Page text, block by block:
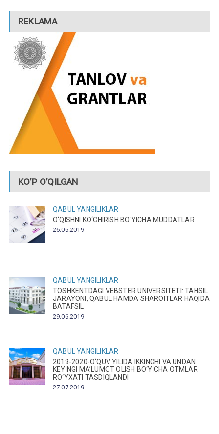
REKLAMA
KO’P O’QILGAN
QABUL
YANGILIKLAR
O‘QISHNI KO‘CHIRISH BO‘YICHA MUDDATLAR
26.06.2019
QABUL
YANGILIKLAR
TOSHKENTDAGI VEBSTER UNIVERSITETI: TAHSIL
JARAYONI, QABUL HAMDA SHAROITLAR HAQIDA
BATAFSIL
29.06.2019
QABUL
YANGILIKLAR
2019-2020-O‘QUV YILIDA IKKINCHI VA UNDAN
KEYINGI MA’LUMOT OLISH BO‘YICHA OTMLAR
RO‘YXATI TASDIQLANDI
27.07.2019